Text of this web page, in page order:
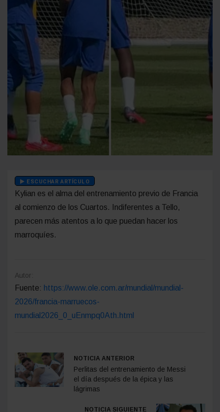
ESCUCHAR ARTÍCULO
Kylian es el alma del entrenamiento previo de Francia
al comienzo de los Cuartos. Indiferentes a Tello,
parecen más atentos a lo que puedan hacer los
marroquíes.
Autor:
Fuente: https://www.ole.com.ar/mundial/mundial-
2026/francia-marruecos-
mundial2026_0_uEnmpq0Ath.html
NOTICIA ANTERIOR
Perlitas del entrenamiento de Messi
el día después de la épica y las
lágrimas
NOTICIA SIGUIENTE